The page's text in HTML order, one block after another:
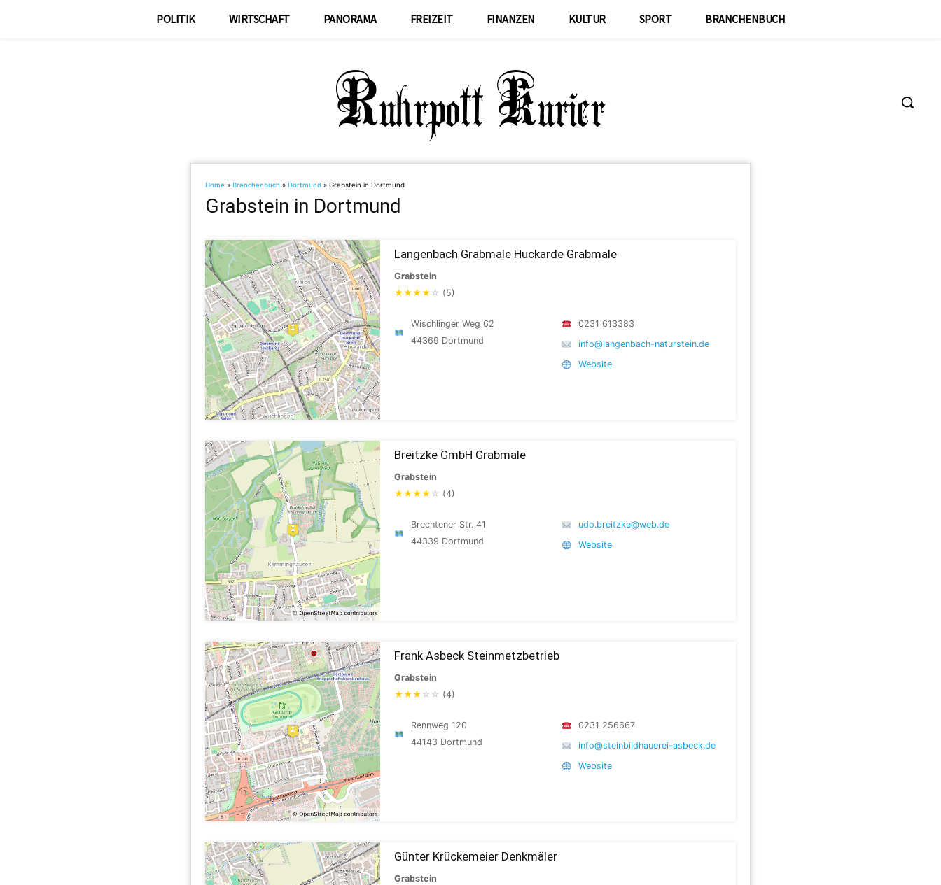
POLITIK WIRTSCHAFT PANORAMA FREIZEIT FINANZEN KULTUR SPORT BRANCHENBUCH
Home » Branchenbuch » Dortmund » Grabstein in Dortmund
Grabstein in Dortmund
Langenbach Grabmale Huckarde Grabmale
Grabstein
★★★★ ☆ (5)
Wischlinger Weg 62
44369 Dortmund
0231 613383
info@langenbach-naturstein.de
Website
Breitzke GmbH Grabmale
Grabstein
★★★★ ☆ (4)
Brechtener Str. 41
44339 Dortmund
udo.breitzke@web.de
Website
Frank Asbeck Steinmetzbetrieb
Grabstein
★★★ ☆ ☆ (4)
Rennweg 120
44143 Dortmund
0231 256667
info@steinbildhauerei-asbeck.de
Website
Günter Krückemeier Denkmäler
Grabstein